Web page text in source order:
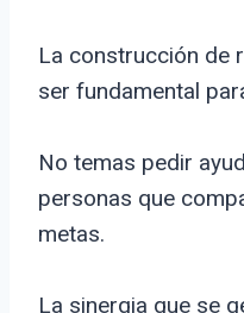
La construcción de
ser fundamental
No temas pedir
personas que
metas.
La sinergia que se